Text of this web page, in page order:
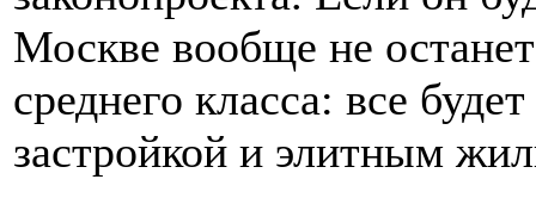
Москве вообще не
среднего класса: все
застройкой и элитным